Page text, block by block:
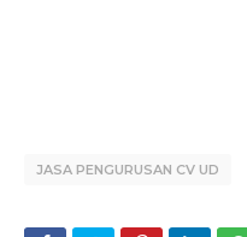
JASA PENGURUSAN CV UD